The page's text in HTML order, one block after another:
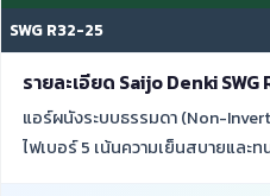
SWG R32-25
รายละเอียด Saijo Denki SWG
แอร์ผนังระบบธรรมดา (Non-
ไฟเบอร์ 5 เน้นความเย็นสบายแล